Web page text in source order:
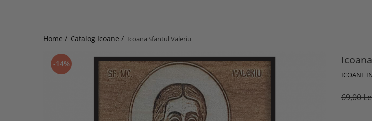
Home / Catalog Icoane / Icoana Sfantul Valeriu
-14%
ICOANE
69,00